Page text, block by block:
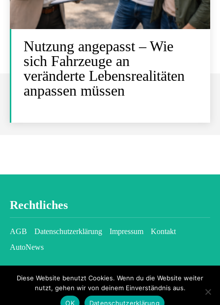
Nutzung angepasst – Wie
sich Fahrzeuge an
veränderte Lebensrealitäten
anpassen müssen
Rechtliches
AGB Datenschutzerklärung Impressum
Kontakt
AutoNews
Diese Website benutzt Cookies. Wenn du die Website weiter
nutzt, gehen wir von deinem Einverständnis aus.
OK
Datenschutzerklärung